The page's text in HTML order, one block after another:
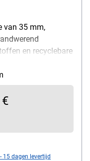
van 35 mm,
en recyclebare
€
15 dagen levertijd